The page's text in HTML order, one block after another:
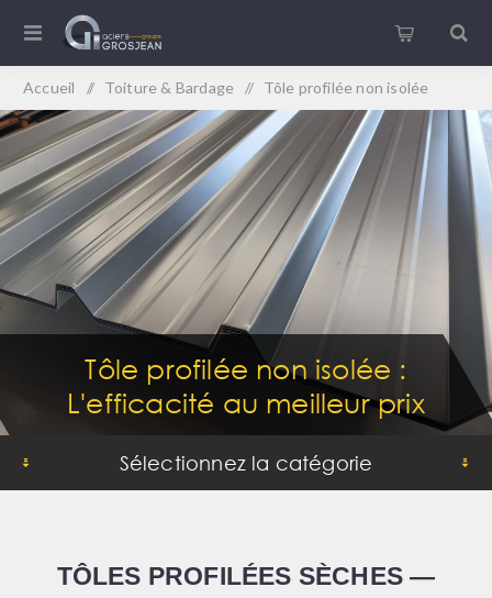
Accueil / Toiture & Bardage / Tôle profilée non isolée
Tôle profilée non isolée :
L'efficacité au meilleur prix
Sélectionnez la catégorie
TÔLES PROFILÉES SÈCHES —